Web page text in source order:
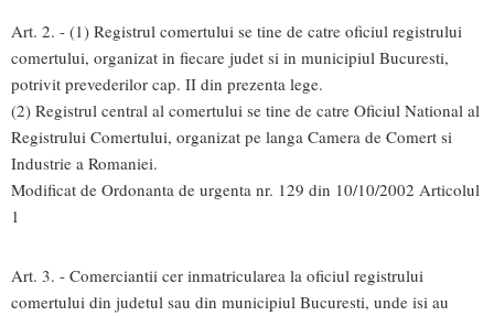
Art. 2. - (1) Registrul comertului se tine de catre oficiul registrului
comertului, organizat in fiecare judet si in municipiul Bucuresti,
potrivit prevederilor cap. II din prezenta lege.
(2) Registrul central al comertului se tine de catre Oficiul National al
Registrului Comertului, organizat pe langa Camera de Comert si
Industrie a Romaniei.
Modificat de Ordonanta de urgenta nr. 129 din 10/10/2002 Articolul
1
Art. 3. - Comerciantii cer inmatricularea la oficiul registrului
comertului din judetul sau din municipiul Bucuresti, unde isi au